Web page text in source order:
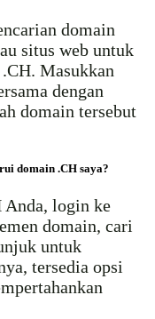
domain
situs web untuk
Masukkan
dengan
domain tersebut
domain .CH saya?
Anda, login ke
domain, cari
untuk
tersedia opsi